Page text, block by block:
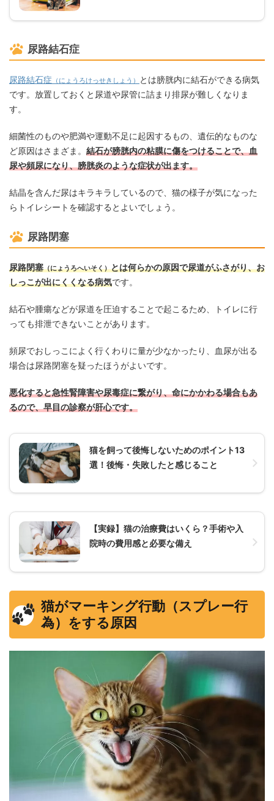
尿路結石症
尿路結石症 （にょうろけっせきしょう）
とは膀胱内に結石ができる病気
です。放置しておくと尿道や尿管に詰まり排尿が難しくなりま
す。
細菌性のものや肥満や運動不足に起因するもの、遺伝的なものな
ど原因はさまざま。 結石が膀胱内の粘膜に傷をつけることで、血
尿や頻尿になり、膀胱炎のような症状が出ます。
結晶を含んだ尿はキラキラしているので、猫の様子が気になった
らトイレシートを確認するとよいでしょう。
尿路閉塞
尿路閉塞（にょうろへいそく）とは何らかの原因で尿道がふさがり、お
しっこが出にくくなる病気です。
結石や腫瘍などが尿道を圧迫することで起こるため、トイレに行
っても排泄できないことがあります。
頻尿でおしっこによく行くわりに量が少なかったり、血尿が出る
場合は尿路閉塞を疑ったほうがよいです。
悪化すると急性腎障害や尿毒症に繋がり、命にかかわる場合もあ
るので、早目の診察が肝心です。
猫を飼って後悔しないためのポイント13
選！後悔・失敗したと感じること
【実録】猫の治療費はいくら？手術や入
院時の費用感と必要な備え
猫がマーキング行動（スプレー行
為）をする原因